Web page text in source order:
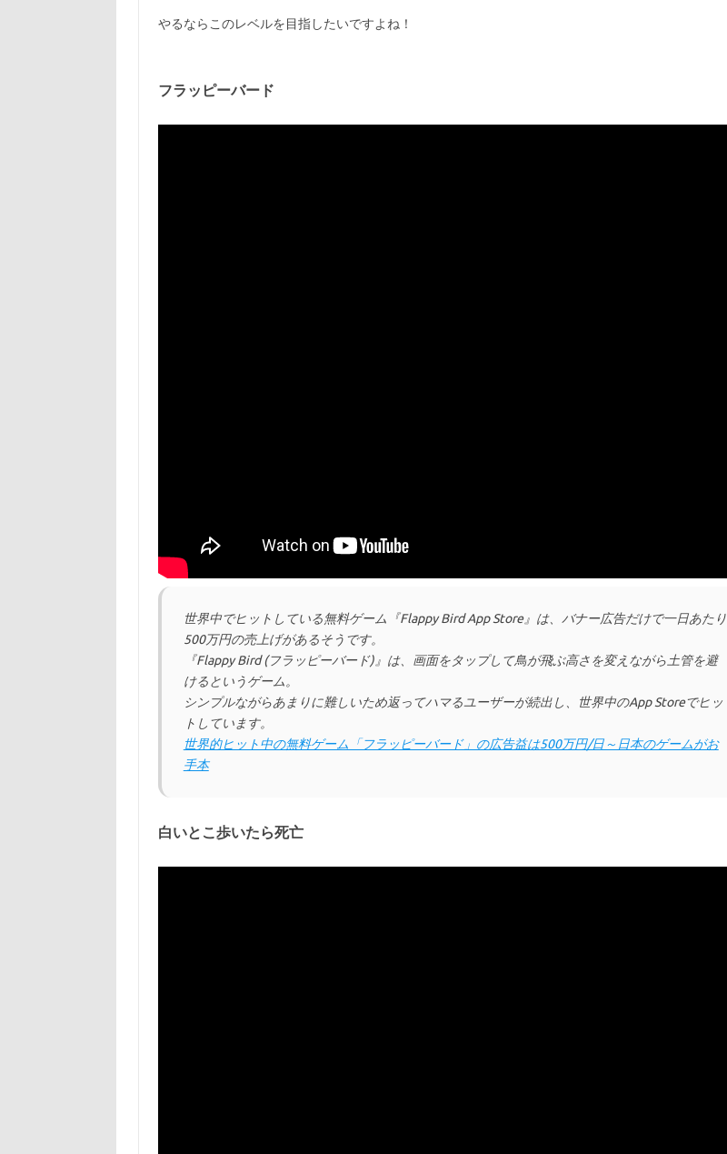
やるならこのレベルを目指したいですよね！
フラッピーバード
世界中でヒットしている無料ゲーム『Flappy Bird App Store』は、バナー広告だけで一日あたり
500万円の売上げがあるそうです。
『Flappy Bird (フラッピーバード)』は、画面をタップして鳥が飛ぶ高さを変えながら土管を避
けるというゲーム。
シンプルながらあまりに難しいため返ってハマるユーザーが続出し、世界中のApp Storeでヒッ
トしています。
世界的ヒット中の無料ゲーム「フラッピーバード」の広告益は500万円/日～日本のゲームがお
手本
白いとこ歩いたら死亡